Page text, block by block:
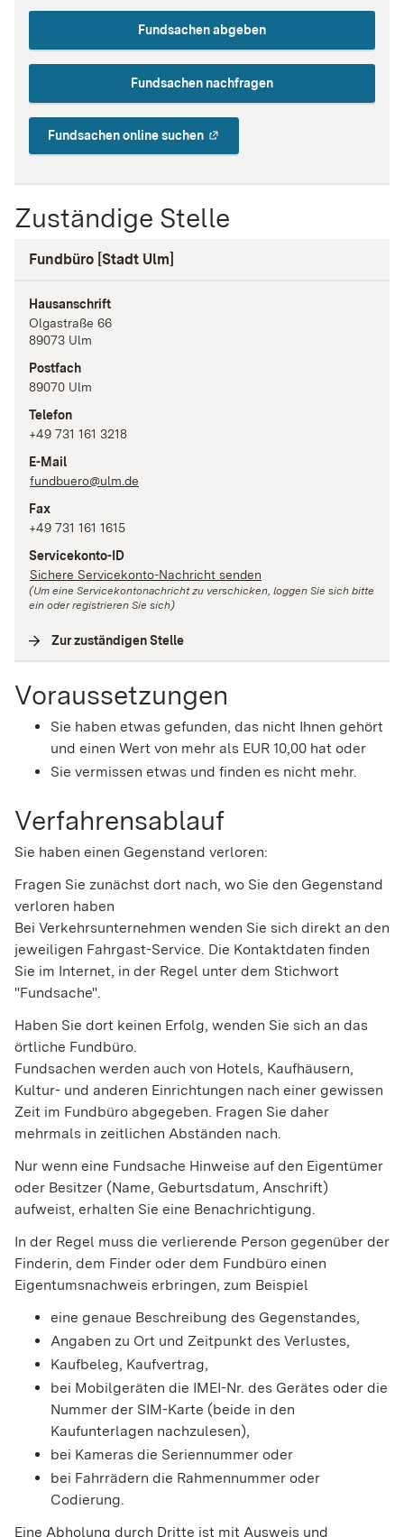
Fundsachen abgeben
Fundsachen nachfragen
Fundsachen online suchen
Zuständige Stelle
Fundbüro [Stadt Ulm]
Hausanschrift
Olgastraße 66
89073 Ulm
Postfach
89070 Ulm
Telefon
+49 731 161 3218
E-Mail
fundbuero@ulm.de
Fax
+49 731 161 1615
Servicekonto-ID
Sichere Servicekonto-Nachricht senden
(Um eine Servicekontonachricht zu verschicken, loggen Sie sich bitte
ein oder registrieren Sie sich)
Zur zuständigen Stelle
Voraussetzungen
Sie haben etwas gefunden, das nicht Ihnen gehört
und einen Wert von mehr als EUR 10,00 hat oder
Sie vermissen etwas und finden es nicht mehr.
Verfahrensablauf
Sie haben einen Gegenstand verloren:
Fragen Sie zunächst dort nach, wo Sie den Gegenstand
verloren haben
Bei Verkehrsunternehmen wenden Sie sich direkt an den
jeweiligen Fahrgast-Service. Die Kontaktdaten finden
Sie im Internet, in der Regel unter dem Stichwort
"Fundsache".
Haben Sie dort keinen Erfolg, wenden Sie sich an das
örtliche Fundbüro.
Fundsachen werden auch von Hotels, Kaufhäusern,
Kultur- und anderen Einrichtungen nach einer gewissen
Zeit im Fundbüro abgegeben. Fragen Sie daher
mehrmals in zeitlichen Abständen nach.
Nur wenn eine Fundsache Hinweise auf den Eigentümer
oder Besitzer (Name, Geburtsdatum, Anschrift)
aufweist, erhalten Sie eine Benachrichtigung.
In der Regel muss die verlierende Person gegenüber der
Finderin, dem Finder oder dem Fundbüro einen
Eigentumsnachweis erbringen, zum Beispiel
eine genaue Beschreibung des Gegenstandes,
Angaben zu Ort und Zeitpunkt des Verlustes,
Kaufbeleg, Kaufvertrag,
bei Mobilgeräten die IMEI-Nr. des Gerätes oder die
Nummer der SIM-Karte (beide in den
Kaufunterlagen nachzulesen),
bei Kameras die Seriennummer oder
bei Fahrrädern die Rahmennummer oder
Codierung.
Eine Abholung durch Dritte ist mit Ausweis und